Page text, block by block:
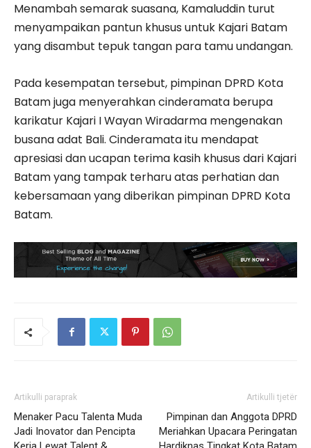
Menambah semarak suasana, Kamaluddin turut
menyampaikan pantun khusus untuk Kajari Batam
yang disambut tepuk tangan para tamu undangan.
Pada kesempatan tersebut, pimpinan DPRD Kota
Batam juga menyerahkan cinderamata berupa
karikatur Kajari I Wayan Wiradarma mengenakan
busana adat Bali. Cinderamata itu mendapat
apresiasi dan ucapan terima kasih khusus dari Kajari
Batam yang tampak terharu atas perhatian dan
kebersamaan yang diberikan pimpinan DPRD Kota
Batam.
Artikulli paraprak
Menaker Pacu Talenta Muda
Jadi Inovator dan Pencipta
Artikulli tjetër
Pimpinan dan Anggota DPRD
Meriahkan Upacara Peringatan